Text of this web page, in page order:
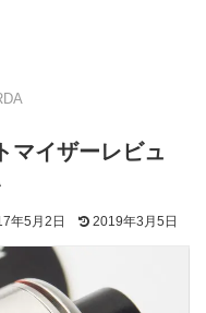
マイザーレビュ
年5月2日 2019年3月5日